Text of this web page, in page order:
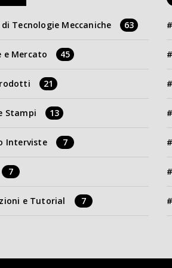
Tecnologie Meccaniche 63
e Mercato 45
21
Stampi 13
Interviste 7
7
e Tutorial 7